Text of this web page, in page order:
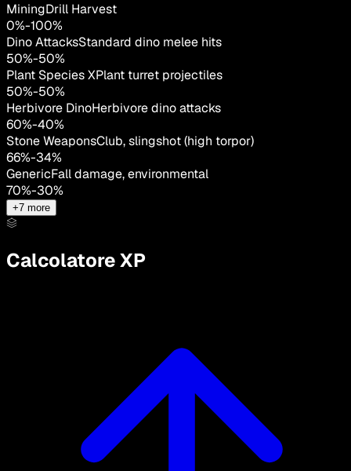
MiningDrill Harvest
0%-100%
Dino AttacksStandard dino melee hits
50%-50%
Plant Species XPlant turret projectiles
50%-50%
Herbivore DinoHerbivore dino attacks
60%-40%
Stone WeaponsClub, slingshot (high torpor)
66%-34%
GenericFall damage, environmental
70%-30%
+7 more
Calcolatore XP